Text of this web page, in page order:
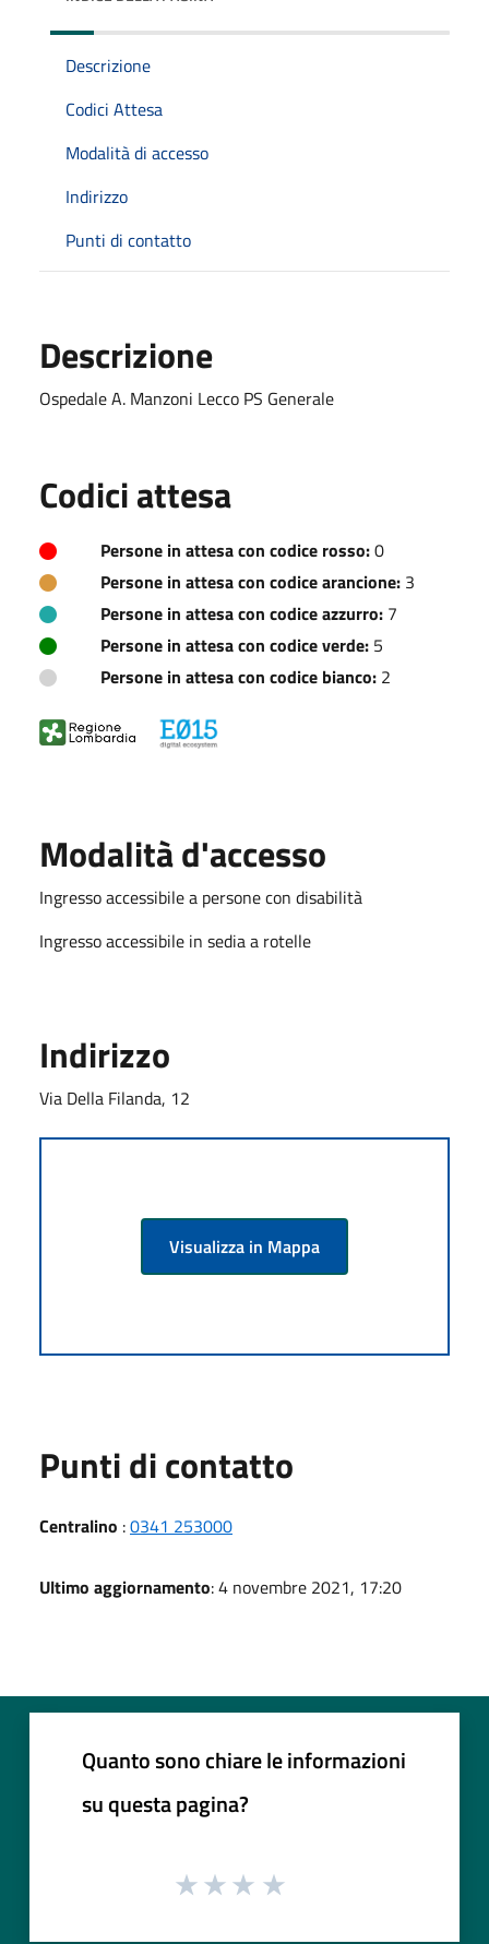
Descrizione
Codici Attesa
Modalità di accesso
Indirizzo
Punti di contatto
Descrizione
Ospedale A. Manzoni Lecco PS Generale
Codici attesa
Persone in attesa con codice rosso:0
Persone in attesa con codice arancione: 3
Persone in attesa con codice azzurro: 7
Persone in attesa con codice verde: 5
Persone in attesa con codice bianco: 2
Modalità d'accesso
Ingresso accessibile a persone con disabilità
Ingresso accessibile in sedia a rotelle
Indirizzo
Via Della Filanda, 12
Visualizza in Mappa
Punti di contatto
Centralino :0341 253000
Ultimo aggiornamento: 4 novembre 2021, 17:20
Quanto sono chiare le informazioni
su questa pagina?